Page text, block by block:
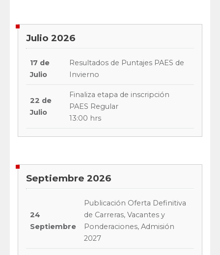
Julio 2026
17 de
Julio
Resultados de Puntajes PAES de
Invierno
22 de
Julio
Finaliza etapa de inscripción
PAES Regular
13:00 hrs
Septiembre 2026
24
Septiembre
Publicación Oferta Definitiva
de Carreras, Vacantes y
Ponderaciones, Admisión
2027